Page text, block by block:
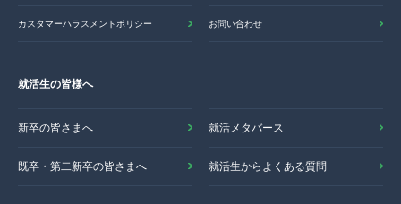
カスタマーハラスメントポリシー お問い合わせ
就活生の皆様へ
新卒の皆さまへ 就活メタバース
既卒・第二新卒の皆さまへ 就活生からよくある質問